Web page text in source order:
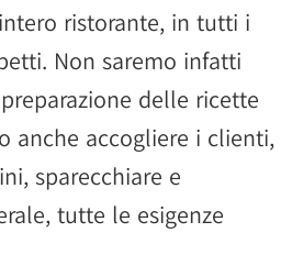
ristorante, in tutti i
Non saremo infatti
delle ricette
anche accogliere i clienti,
sparecchiare e
tutte le esigenze